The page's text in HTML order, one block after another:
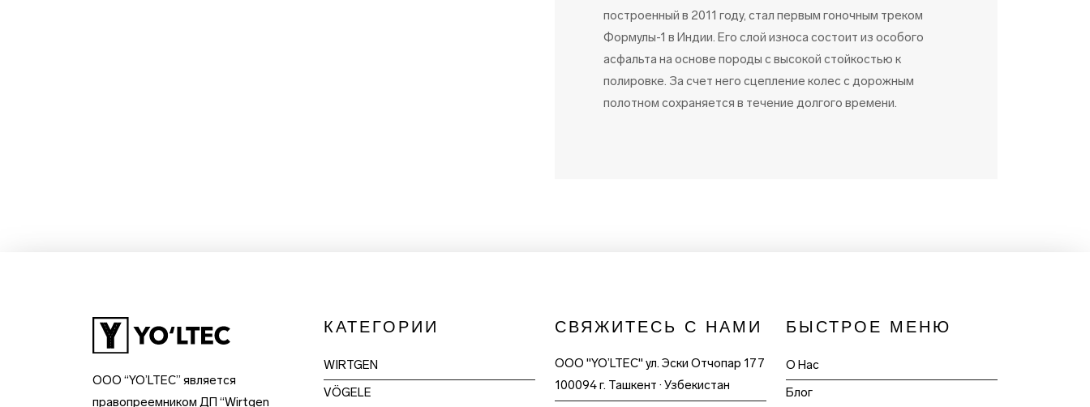
построенный в 2011 году, стал первым гоночным треком
Формулы-1 в Индии. Его слой износа состоит из особого
асфальта на основе породы с высокой стойкостью к
полировке. За счет него сцепление колес с дорожным
полотном сохраняется в течение долгого времени.
OOO “YO’LTEC” является
правопреемником ДП “Wirtgen
КАТЕГОРИИ
WIRTGEN
VÖGELE
СВЯЖИТЕСЬ С НАМИ
ООО "YO’LTEC" ул. Эски Отчопар 177
100094 г. Ташкент · Узбекистан
БЫСТРОЕ МЕНЮ
О Нас
Блог